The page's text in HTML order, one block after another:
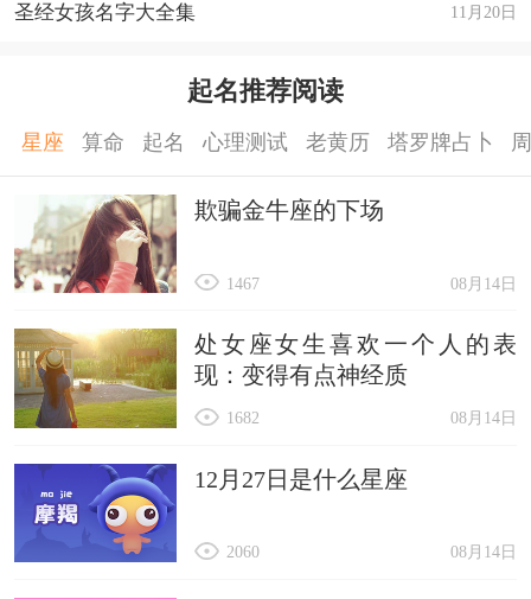
11月20日
圣经女孩名字大全集
起名推荐阅读
星座 算命 起名 心理测试 老黄历 塔罗牌占卜
欺骗金牛座的下场
08月14日
1467
处女座女生喜欢一个人的表
现：变得有点神经质
08月14日
1682
12月27日是什么星座
08月14日
2060